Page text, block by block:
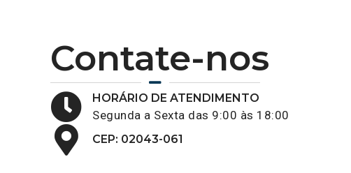
Contate-nos
HORÁRIO DE ATENDIMENTO
Segunda a Sexta das 9:00 às 18:00
CEP: 02043-061